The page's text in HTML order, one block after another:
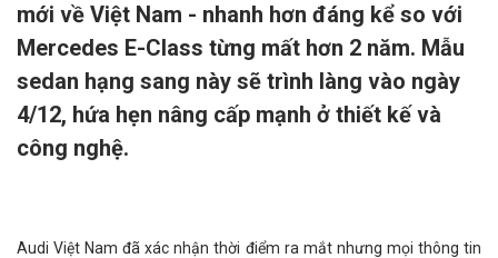
mới về Việt Nam - nhanh hơn đáng kể so với
Mercedes E-Class từng mất hơn 2 năm. Mẫu
sedan hạng sang này sẽ trình làng vào ngày
4/12, hứa hẹn nâng cấp mạnh ở thiết kế và
công nghệ.
Audi Việt Nam đã xác nhận thời điểm ra mắt nhưng mọi thông tin